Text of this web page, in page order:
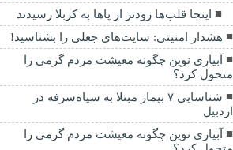
اینجا قلب‌ها زودتر از پاها به کربلا رسیدند
هشدار امنیتی: سایت‌های جعلی را بشناسید!
آبیاری نوین چگونه معیشت مردم گرمی را
متحول کرد؟
شناسایی ۷ بیمار مبتلا به سیاه‌سرفه در
اردبیل
آبیاری نوین چگونه معیشت مردم گرمی را